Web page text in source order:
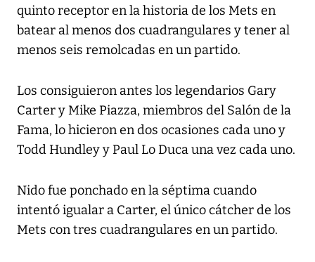
quinto receptor en la historia de los Mets en
batear al menos dos cuadrangulares y tener al
menos seis remolcadas en un partido.
Los consiguieron antes los legendarios Gary
Carter y Mike Piazza, miembros del Salón de la
Fama, lo hicieron en dos ocasiones cada uno y
Todd Hundley y Paul Lo Duca una vez cada uno.
Nido fue ponchado en la séptima cuando
intentó igualar a Carter, el único cátcher de los
Mets con tres cuadrangulares en un partido.